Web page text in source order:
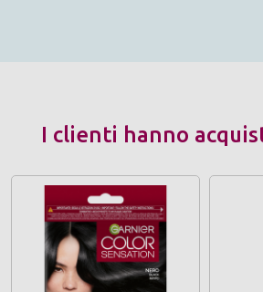
I clienti hanno